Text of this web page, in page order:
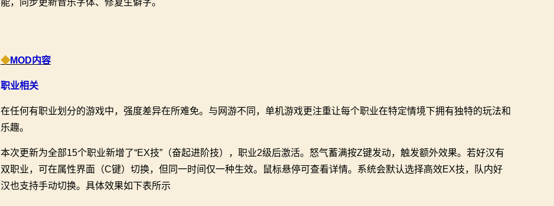
◆MOD内容
职业相关
在任何有职业划分的游戏中，强度差异在所难免。与网游不同，单机游戏更注重让每个职业在特定情境下拥有独特的玩法和
乐趣。
本次更新为全部15个职业新增了“EX技”（奋起进阶技），职业2级后激活。怒气蓄满按Z键发动，触发额外效果。若好汉有
双职业，可在属性界面（C键）切换，但同一时间仅一种生效。鼠标悬停可查看详情。系统会默认选择高效EX技，队内好
汉也支持手动切换。具体效果如下表所示